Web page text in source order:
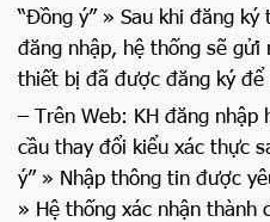
“Đồng ý” » Sau khi đăng
đăng nhập, hệ thống sẽ gửi
thiết bị đã được đăng ký để
– Trên Web: KH đăng nhập
cầu thay đổi kiểu xác thực
ý” » Nhập thông tin được
» Hệ thống xác nhận thành